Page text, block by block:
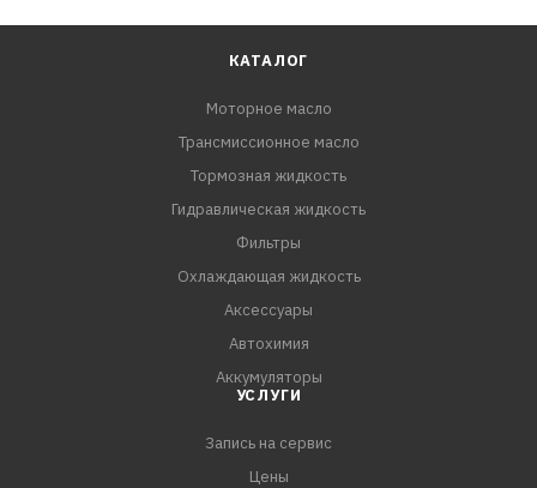
КАТАЛОГ
Моторное масло
Трансмиссионное масло
Тормозная жидкость
Гидравлическая жидкость
Фильтры
Охлаждающая жидкость
Аксессуары
Автохимия
Аккумуляторы
УСЛУГИ
Запись на сервис
Цены